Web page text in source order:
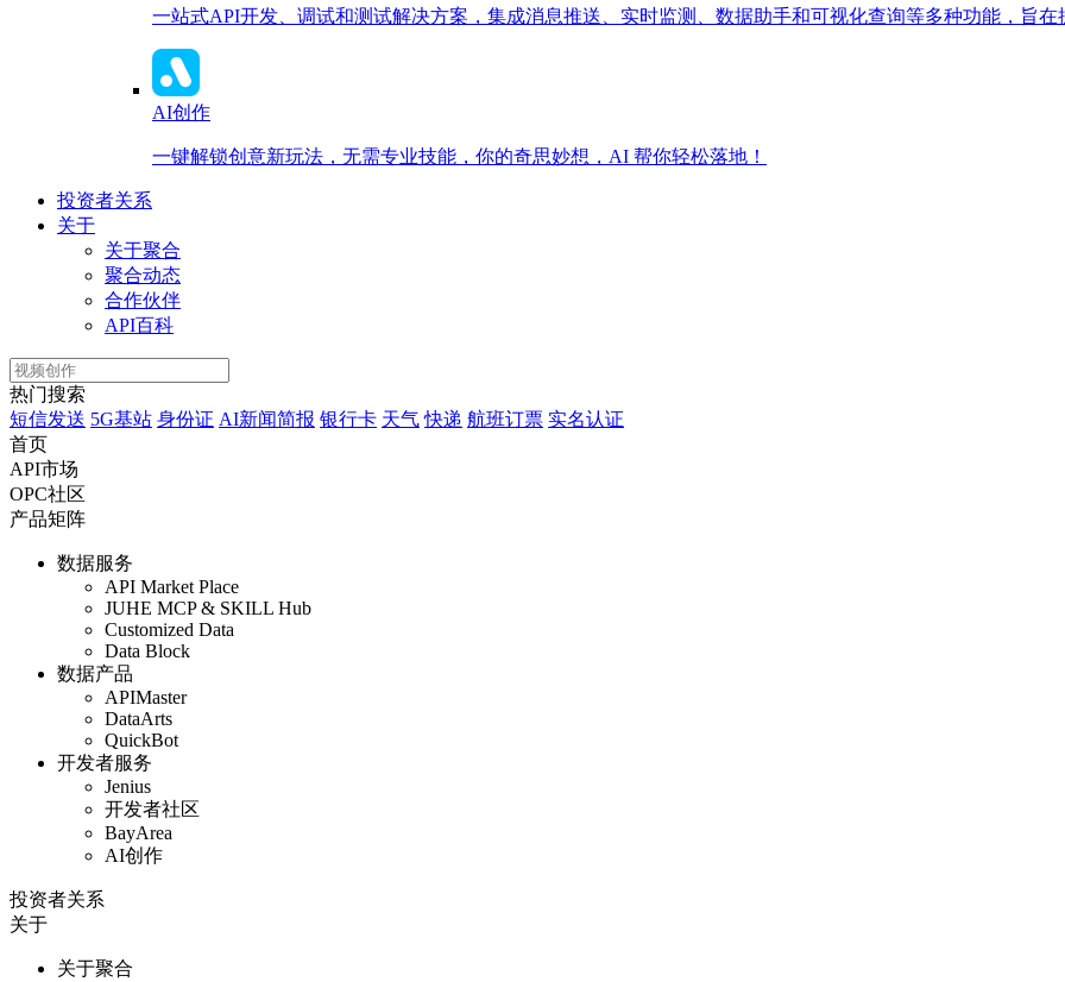
一站式API开发、调试和测试解决方案，集成消息推送、实时监测、数据助手和可视化查询等多种功能，旨在
AI创作
一键解锁创意新玩法，无需专业技能，你的奇思妙想，AI 帮你轻松落地！
投资者关系
关于
关于聚合
聚合动态
合作伙伴
API百科
热门搜索
短信发送 5G基站 身份证 AI新闻简报 银行卡 天气 快递 航班订票 实名认证
首页
API市场
OPC社区
产品矩阵
数据服务
API Market Place
JUHE MCP & SKILL Hub
Customized Data
Data Block
数据产品
APIMaster
DataArts
QuickBot
开发者服务
Jenius
开发者社区
BayArea
AI创作
投资者关系
关于
关于聚合